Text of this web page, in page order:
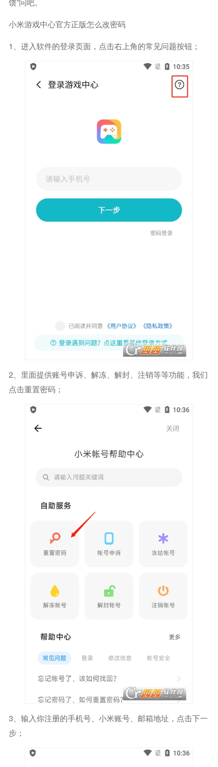
小米游戏中心官方正版怎么改密码
1、进入软件的登录页面，点击右上角的常见问题按钮；
2、里面提供账号申诉、解冻、解封、注销等等功能，我们
点击重置密码；
3、输入你注册的手机号、小米账号、邮箱地址，点击下一
步；